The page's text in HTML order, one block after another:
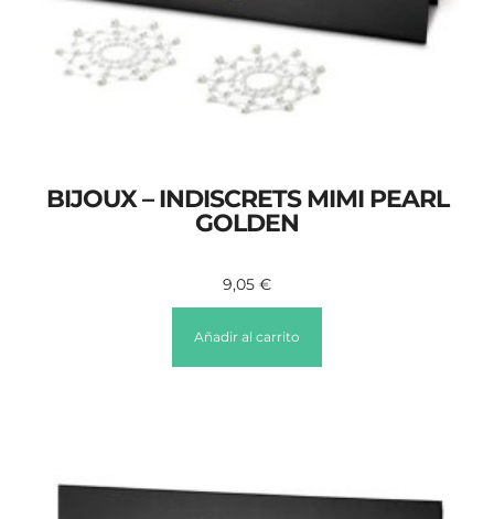
BIJOUX – INDISCRETS MIMI PEARL
GOLDEN
9,05 €
Añadir al carrito